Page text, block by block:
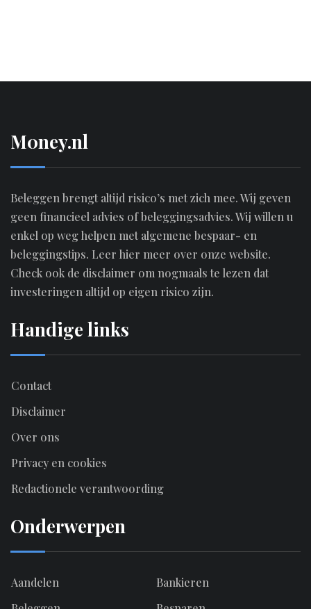
M0ney.nl
Beleggen brengt altijd risico’s met zich mee. Wij geven
geen financieel advies of beleggingsadvies. Wij willen u
enkel op weg helpen met algemene bespaar- en
beleggingstips. Leer hier meer over onze website.
Check ook de disclaimer om nogmaals te lezen dat
investeringen altijd op eigen risico zijn.
Handige links
Contact
Disclaimer
Over ons
Privacy en cookies
Redactionele verantwoording
Onderwerpen
Aandelen
Bankieren